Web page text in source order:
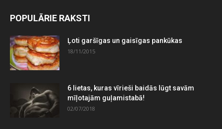
POPULĀRIE RAKSTI
Ļoti garšīgas un gaisīgas pankūkas
18/11/2015
6 lietas, kuras vīrieši baidās lūgt savām
mīļotajām guļamistabā!
02/07/2018